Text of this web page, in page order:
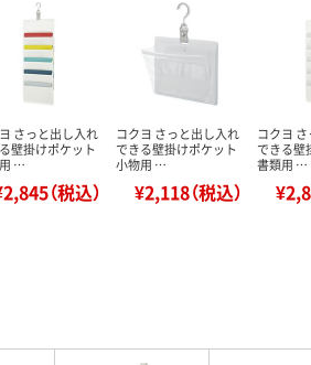
さっと出し入れ
壁掛けポケット
…
（税込）
コクヨ さっと出し入れ
できる壁掛けポケット
小物用 …
¥2,118（税込）
コクヨ
できる壁
書類用 …